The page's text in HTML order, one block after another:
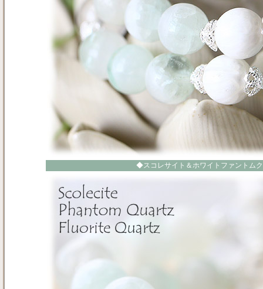
◆スコレサイト＆ホワイトファントム